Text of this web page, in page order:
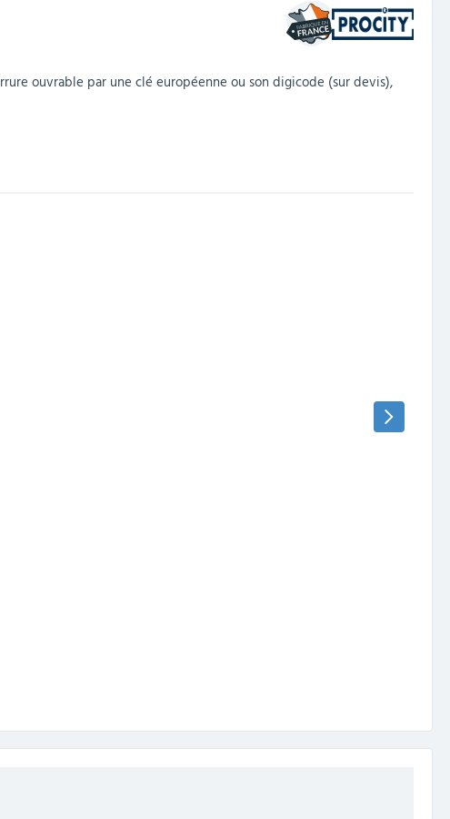
ouvrable par une clé européenne ou son digicode (sur devis),